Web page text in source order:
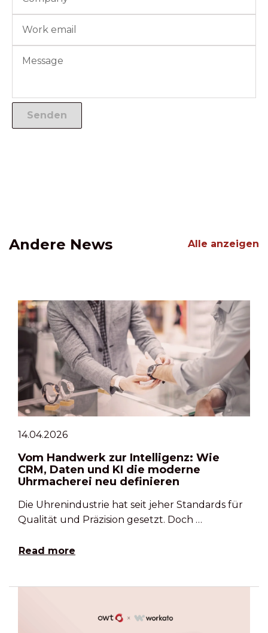
Andere News Alle anzeigen
14.04.2026
Vom Handwerk zur Intelligenz: Wie
CRM, Daten und KI die moderne
Uhrmacherei neu definieren
Die Uhrenindustrie hat seit jeher Standards für
Qualität und Präzision gesetzt. Doch …
Read more